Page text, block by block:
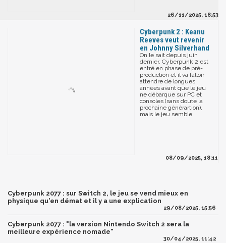
26/11/2025, 18:53
Cyberpunk 2 : Keanu
Reeves veut revenir
en Johnny Silverhand
On le sait depuis juin
dernier, Cyberpunk 2 est
entré en phase de pré-
production et il va falloir
attendre de longues
années avant que le jeu
ne débarque sur PC et
consoles (sans doute la
prochaine générartion),
mais le jeu semble
08/09/2025, 18:11
Cyberpunk 2077 : sur Switch 2, le jeu se vend mieux en
physique qu'en démat et il y a une explication
29/08/2025, 15:56
Cyberpunk 2077 : "la version Nintendo Switch 2 sera la
meilleure expérience nomade"
30/04/2025, 11:42